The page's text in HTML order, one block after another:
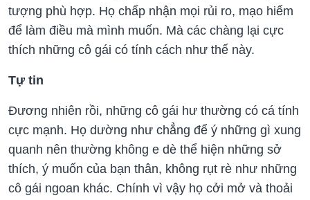
tượng phù hợp. Họ chấp nhận mọi rủi ro, mạo hiểm
để làm điều mà mình muốn. Mà các chàng lại cực
thích những cô gái có tính cách như thế này.
Tự tin
Đương nhiên rồi, những cô gái hư thường có cá tính
cực mạnh. Họ dường như chẳng để ý những gì xung
quanh nên thường không e dè thể hiện những sở
thích, ý muốn của bạn thân, không rụt rè như những
cô gái ngoan khác. Chính vì vậy họ cởi mở và thoải